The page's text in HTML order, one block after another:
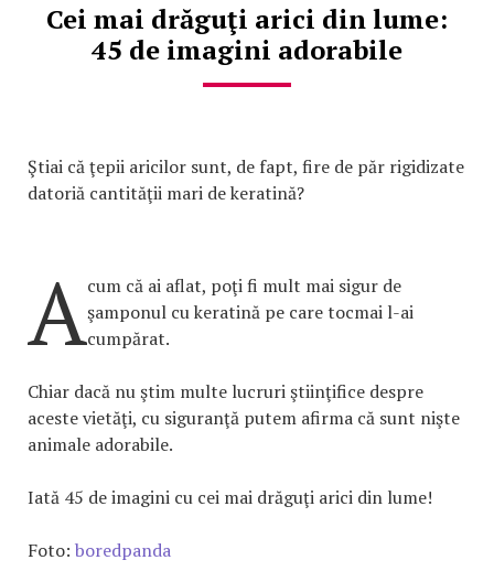
Cei mai drăguţi arici din lume:
45 de imagini adorabile
Ştiai că ţepii aricilor sunt, de fapt, fire de păr rigidizate
datoriă cantităţii mari de keratină?
Acum că ai aflat, poţi fi mult mai sigur de
şamponul cu keratină pe care tocmai l-ai
cumpărat.
Chiar dacă nu ştim multe lucruri ştiinţifice despre
aceste vietăţi, cu siguranţă putem afirma că sunt nişte
animale adorabile.
Iată 45 de imagini cu cei mai drăguţi arici din lume!
Foto: boredpanda